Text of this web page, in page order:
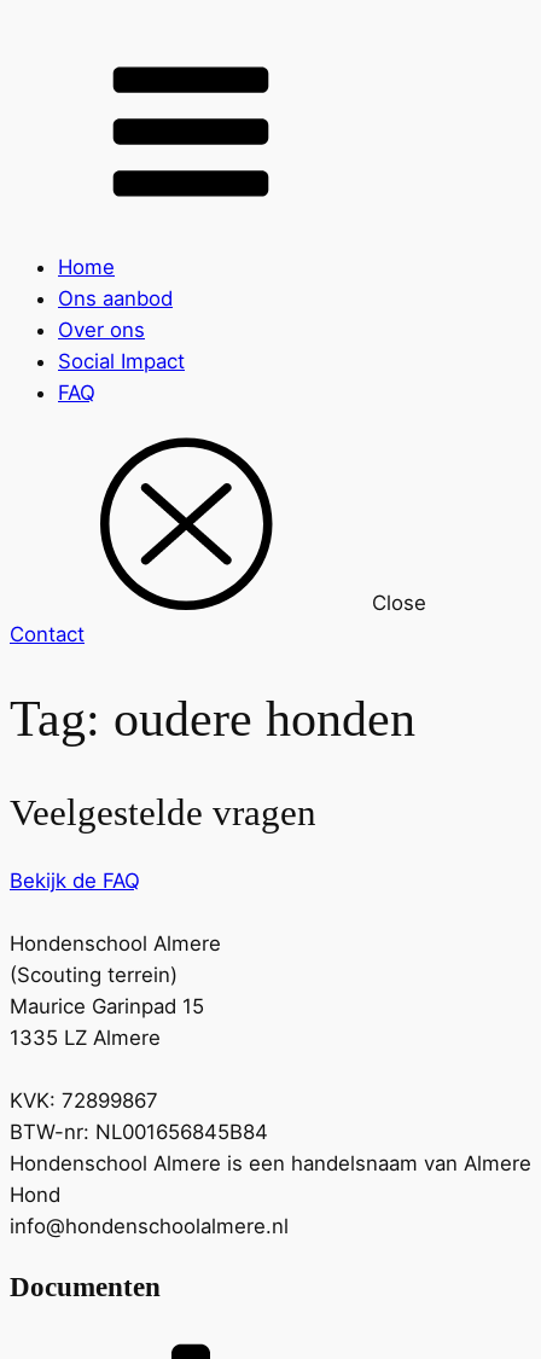
Home
Ons aanbod
Over ons
Social Impact
FAQ
Close
Contact
Tag: oudere honden
Veelgestelde vragen
Bekijk de FAQ
Hondenschool Almere
(Scouting terrein)
Maurice Garinpad 15
1335 LZ Almere
KVK: 72899867
BTW-nr: NL001656845B84
Hondenschool Almere is een handelsnaam van Almere
Hond
info@hondenschoolalmere.nl
Documenten